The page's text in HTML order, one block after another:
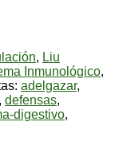
, Liu
Inmunológico,
adelgazar,
, defensas,
digestivo,